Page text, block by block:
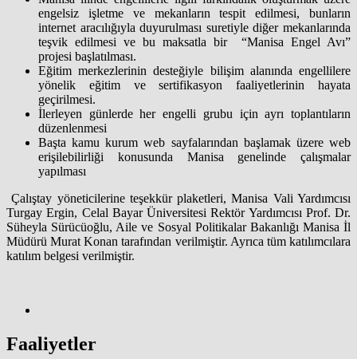
engelsiz işletme ve mekanların tespit edilmesi, bunların
internet aracılığıyla duyurulması suretiyle diğer mekanlarında
teşvik edilmesi ve bu maksatla bir “Manisa Engel Avı”
projesi başlatılması.
Eğitim merkezlerinin desteğiyle bilişim alanında engellilere
yönelik eğitim ve sertifikasyon faaliyetlerinin hayata
geçirilmesi.
İlerleyen günlerde her engelli grubu için ayrı toplantıların
düzenlenmesi
Başta kamu kurum web sayfalarından başlamak üzere web
erişilebilirliği konusunda Manisa genelinde çalışmalar
yapılması
Çalıştay yöneticilerine teşekkür plaketleri, Manisa Vali Yardımcısı
Turgay Ergin, Celal Bayar Üniversitesi Rektör Yardımcısı Prof. Dr.
Süheyla Sürücüoğlu, Aile ve Sosyal Politikalar Bakanlığı Manisa İl
Müdürü Murat Konan tarafından verilmiştir. Ayrıca tüm katılımcılara
katılım belgesi verilmiştir.
Faaliyetler